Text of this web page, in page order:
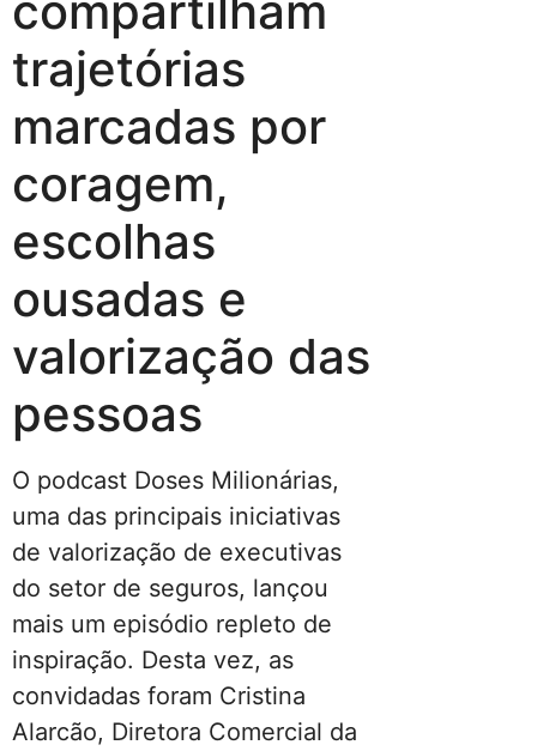
trajetórias
marcadas por
coragem,
escolhas
ousadas e
valorização das
pessoas
O podcast Doses Milionárias,
uma das principais iniciativas
de valorização de executivas
do setor de seguros, lançou
mais um episódio repleto de
inspiração. Desta vez, as
convidadas foram Cristina
Alarcão, Diretora Comercial da